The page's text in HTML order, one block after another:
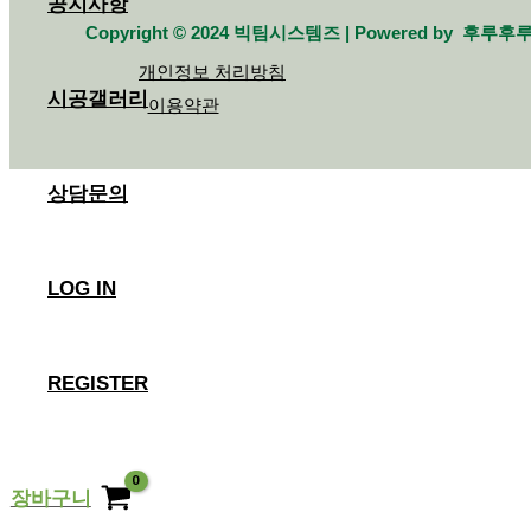
시공갤러리
상담문의
LOG IN
REGISTER
장바구니
Copyright © 2024 빅팀시스템즈 | Powered by 후루후
개인정보 처리방침
이용약관